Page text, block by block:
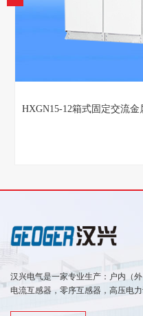
HXGN15-12箱式固定交流金
汉兴电气是一家专业生产：户内（
电流互感器，零序互感器，高压电